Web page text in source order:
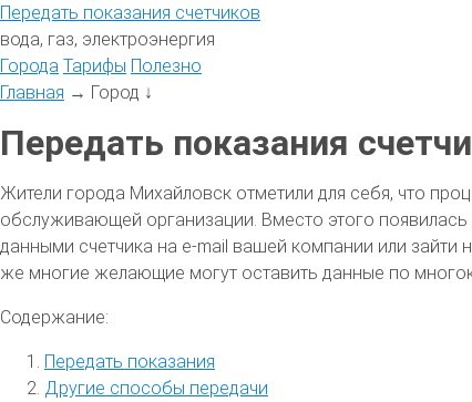
Передать показания счетчиков
вода, газ, электроэнергия
Города Тарифы Полезно
Главная → Город ↓
Передать показания
Жители города Михайловск отметили для себя, что
обслуживающей организации. Вместо этого
данными счетчика на e-mail вашей компании или зайти
же многие желающие могут оставить данные по
Содержание:
Передать показания
Другие способы передачи